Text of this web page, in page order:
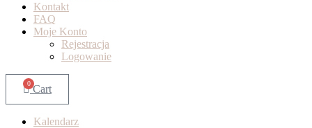
Kontakt
FAQ
Moje Konto
Rejestracja
Logowanie
0 Cart
Kalendarz